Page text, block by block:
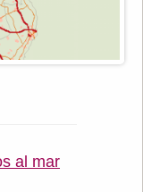
al mar